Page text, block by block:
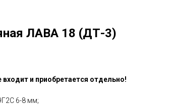
ЛАВА 18 (ДТ-3)
и приобретается отдельно!
6-8 мм;